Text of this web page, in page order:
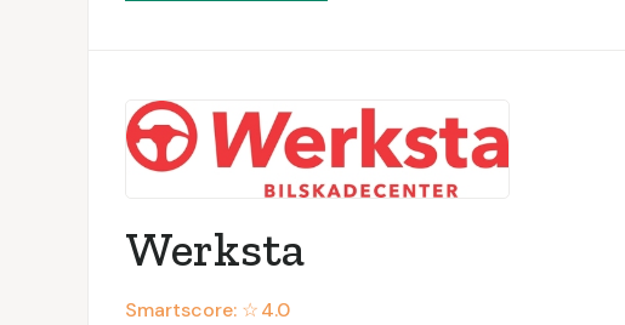
Werksta
Smartscore: ☆4.0